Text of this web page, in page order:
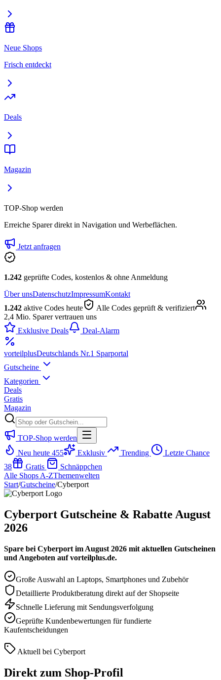
Neue Shops
Frisch entdeckt
Deals
Magazin
TOP-Shop werden
Erreiche Sparer direkt in Navigation und Werbeflächen.
Jetzt anfragen
1.242 geprüfte Codes, kostenlos & ohne Anmeldung
Über unsDatenschutzImpressumKontakt
1.242 aktive Codes heute
Alle Codes geprüft & verifiziert
2,4 Mio. Sparer vertrauen uns
Exklusive Deals
Deal-Alarm
vorteilplusDeutschlands Nr.1 Sparportal
Gutscheine
Kategorien
Deals
Gratis
Magazin
TOP-Shop werden
Neu heute 455 Exklusiv Trending
Letzte Chance
38
Gratis
Schnäppchen
Alle Shops A-ZThemenwelten
Start/Gutscheine/Cyberport
Cyberport Gutscheine & Rabatte August
2026
Spare bei Cyberport im August 2026 mit aktuellen Gutscheinen
und Angeboten auf vorteilplus.de.
Große Auswahl an Laptops, Smartphones und Zubehör
Detaillierte Produktberatung direkt auf der Shopseite
Schnelle Lieferung mit Sendungsverfolgung
Geprüfte Kundenbewertungen für fundierte
Kaufentscheidungen
Aktuell bei Cyberport
Direkt zum Shop-Profil